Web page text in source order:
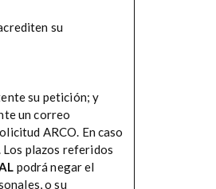
su
su petición; y
un correo
ARCO. En caso
Los plazos referidos
podrá negar el
o su